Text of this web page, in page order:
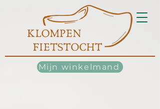
Mijn winkelmand